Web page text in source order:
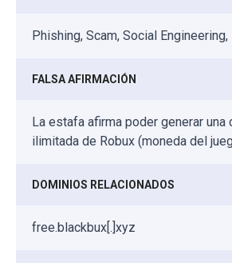
Phishing, Scam, Social Engineering,
FALSA AFIRMACIÓN
La estafa afirma poder generar una
ilimitada de Robux (moneda del
DOMINIOS RELACIONADOS
free.blackbux[.]xyz